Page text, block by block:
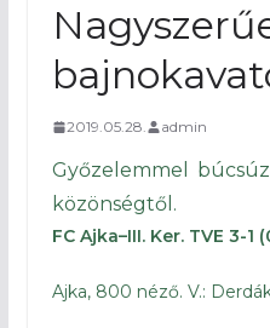
2019.05.28. admin
Győzelemmel
közönségtől.
FC Ajka–III. Ker. TVE 3-1
Ajka, 800 néző. V.: